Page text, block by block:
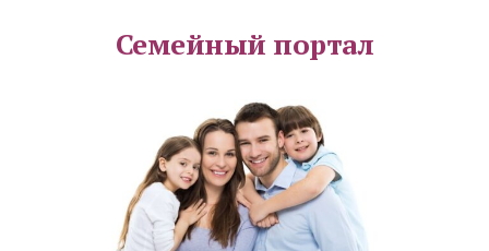
Семейный портал